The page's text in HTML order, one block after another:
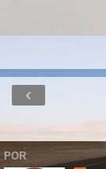
‹
POR